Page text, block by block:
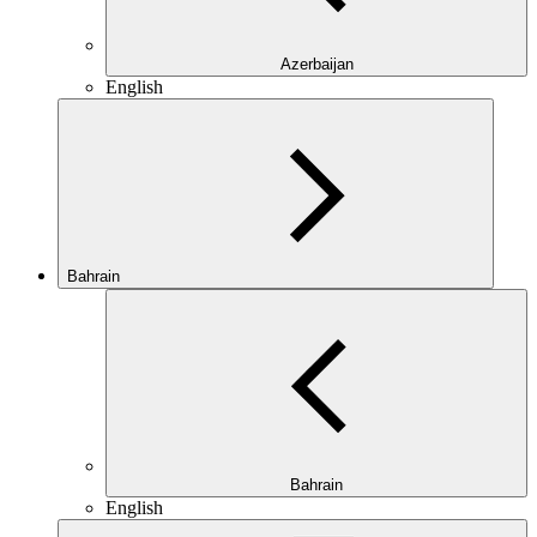
Azerbaijan
English
Bahrain
Bahrain
English